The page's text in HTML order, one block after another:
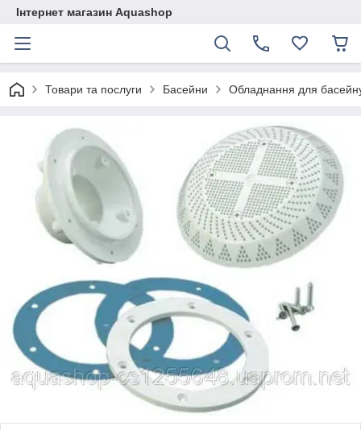
Інтернет магазин Aquashop
Товари та послуги Басейни Обладнання для